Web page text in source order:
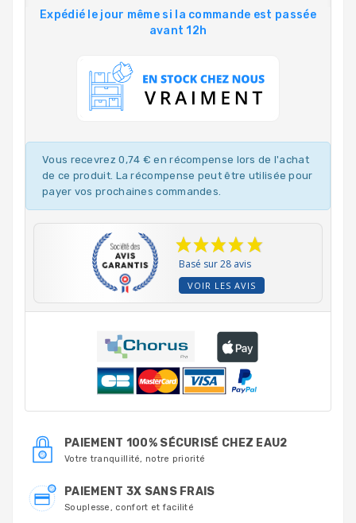
Expédié le jour même si la commande est passée
avant 12h
Vous recevrez 0,74 € en récompense lors de l'achat
de ce produit. La récompense peut être utilisée pour
payer vos prochaines commandes.
Basé sur 28 avis
VOIR LES AVIS
PAIEMENT 100% SÉCURISÉ CHEZ EAU2
Votre tranquillité, notre priorité
PAIEMENT 3X SANS FRAIS
Souplesse, confort et facilité